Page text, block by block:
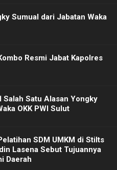
Sumual dari Jabatan Waka
Resmi Jabat Kapolres
Salah Satu Alasan Yongky
OKK PWI Sulut
SDM UMKM di Stilts
Lasena Sebut Tujuannya
Daerah